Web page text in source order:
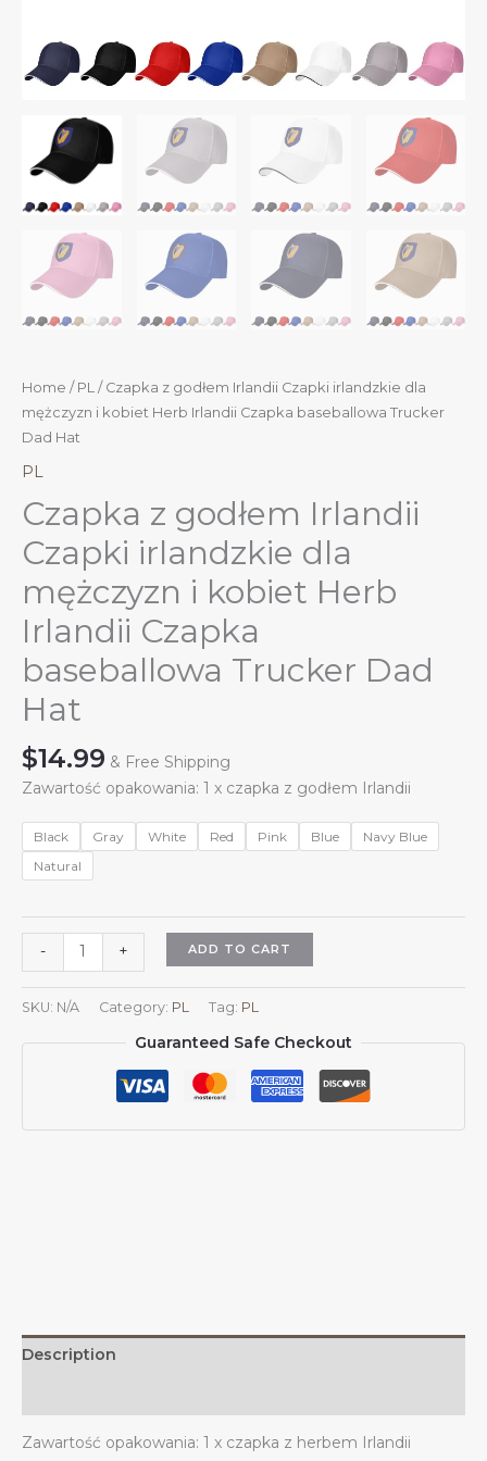
Home / PL / Czapka z godłem Irlandii Czapki irlandzkie dla
mężczyzn i kobiet Herb Irlandii Czapka baseballowa Trucker
Dad Hat
PL
Czapka z godłem Irlandii
Czapki irlandzkie dla
mężczyzn i kobiet Herb
Irlandii Czapka
baseballowa Trucker Dad
Hat
$14.99 & Free Shipping
Zawartość opakowania: 1 x czapka z godłem Irlandii
Black Gray White Red Pink Blue
Navy Blue
Natural
-
z
godłem
Irlandii
Czapki
Hat
quantity
+ ADD TO CART
SKU: N/A Category: PL Tag: PL
Guaranteed Safe Checkout
Description
Zawartość opakowania: 1 x czapka z herbem Irlandii